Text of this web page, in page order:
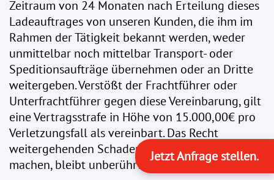
Zeitraum von 24 Monaten nach Erteilung dieses
Ladeauftrages von unseren Kunden, die ihm im
Rahmen der Tätigkeit bekannt werden, weder
unmittelbar noch mittelbar Transport- oder
Speditionsaufträge übernehmen oder an Dritte
weitergeben. Verstößt der Frachtführer oder
Unterfrachtführer gegen diese Vereinbarung, gilt
eine Vertragsstrafe in Höhe von 15.000,00€ pro
Verletzungsfall als vereinbart. Das Recht
weitergehenden Schadenersatz geltend zu
machen, bleibt unberührt.
Jetzt Anfrage stellen.